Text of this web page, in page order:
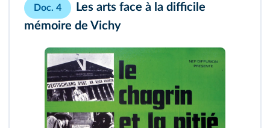
Doc. 4
Les arts face à la diﬃcile
mémoire de Vichy